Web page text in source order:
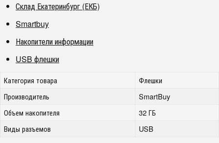
Склад Екатеринбург (ЕКБ)
Smartbuy
Накопители информации
USB флешки
Категория товара
Флешки
Производитель
SmartBuy
Объем накопителя
32 ГБ
Виды разъемов
USB